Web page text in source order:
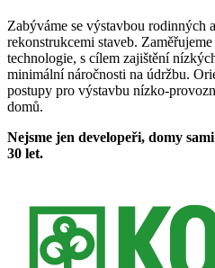
Zabýváme se výstavbou rodinných
rekonstrukcemi staveb.
technologie, s cílem zajištění
minimální náročnosti na údržbu.
postupy pro výstavbu nízko-
domů.
Nejsme jen developeři, domy
30 let.